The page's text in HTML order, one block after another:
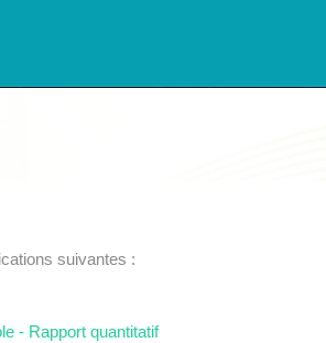
suivantes :
- Rapport quantitatif